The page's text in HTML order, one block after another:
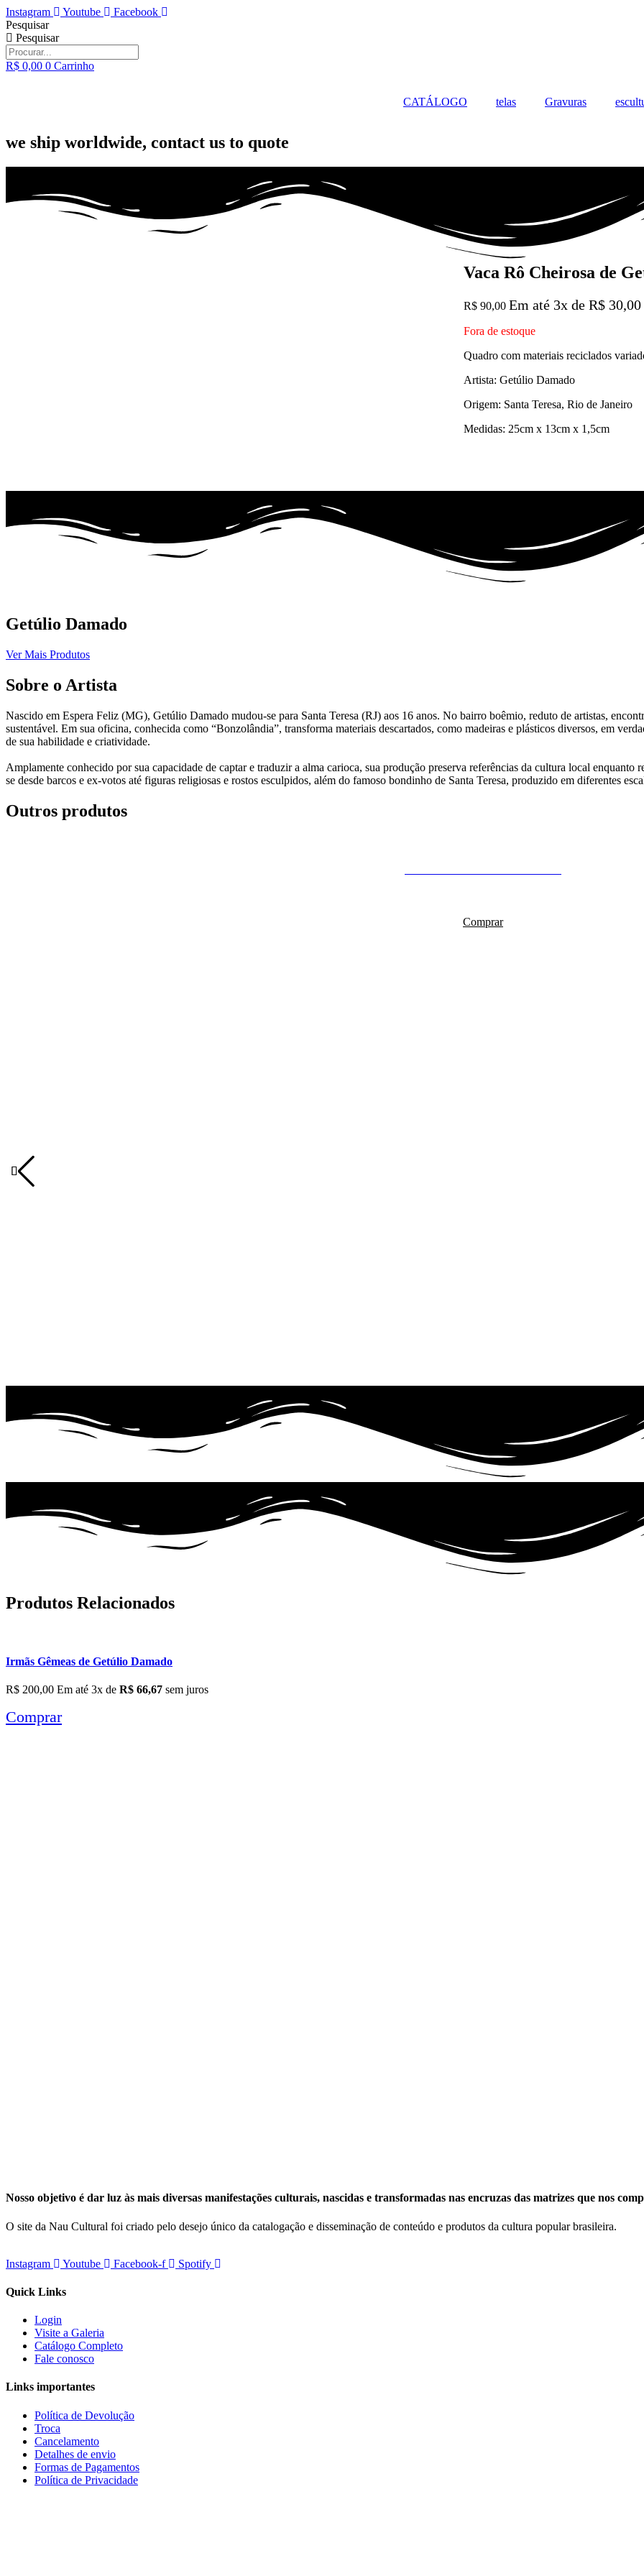
Ir
para
o
conteúdo
Instagram Youtube
Facebook
Pesquisar
Pesquisar
R$ 0,00 0 Carrinho
CATÁLOGO telas Gravuras
we ship worldwide, contact us to quote
Vaca Rô Cheirosa de
R$ 90,00 Em até 3x deR$ 30,00
Fora de estoque
Quadro com materiais reciclados
Artista: Getúlio Damado
Origem: Santa Teresa, Rio de Janeiro
Medidas: 25cm x 13cm x 1,5cm
Getúlio Damado
Ver Mais Produtos
Sobre o Artista
Nascido em Espera Feliz (MG), Getúlio Damado mudou-se para Santa Teresa (RJ) aos 16 anos. No bairro boêmio, reduto de artistas,
sustentável. Em sua oficina, conhecida como “Bonzolândia”, transforma materiais descartados, como madeiras e plásticos diversos, em
de sua habilidade e criatividade.
Amplamente conhecido por sua capacidade de captar e traduzir a alma carioca, sua produção preserva referências da cultura local enquanto
se desde barcos e ex-votos até figuras religiosas e rostos esculpidos, além do famoso bondinho de Santa Teresa, produzido em diferentes
Outros produtos
Comprar
Produtos Relacionados
Irmãs Gêmeas de Getúlio Damado
R$ 200,00 Em até 3x de R$ 66,67 sem juros
Comprar
Nosso objetivo é dar luz às mais diversas manifestações culturais, nascidas e transformadas nas encruzas das matrizes que nos
O site da Nau Cultural foi criado pelo desejo único da catalogação e disseminação de conteúdo e produtos da cultura popular brasileira.
Instagram Youtube Facebook-f Spotify
Quick Links
Login
Visite a Galeria
Catálogo Completo
Fale conosco
Links importantes
Política de Devolução
Troca
Cancelamento
Detalhes de envio
Formas de Pagamentos
Política de Privacidade